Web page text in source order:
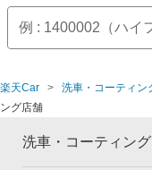
楽天Car 洗車・コーティン
ング店舗
洗車・コーティング